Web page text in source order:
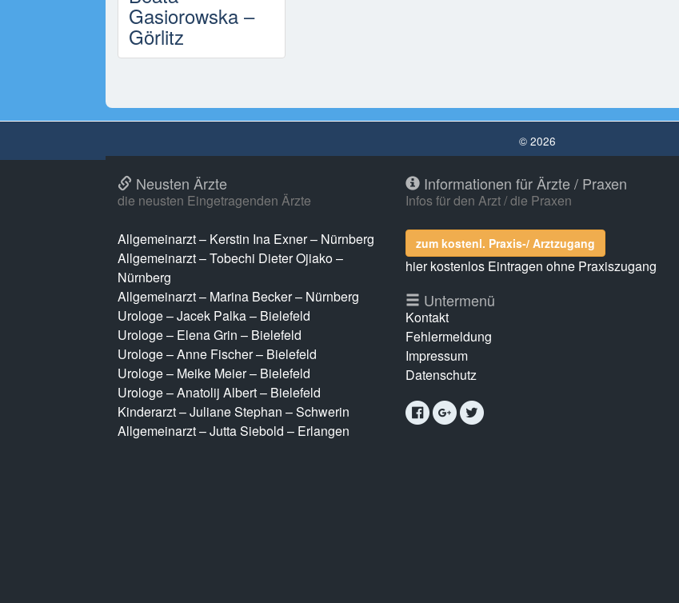
Gasiorowska –
Görlitz
© 2026
Neusten Ärzte
die neusten Eingetragenden Ärzte
Allgemeinarzt – Kerstin Ina Exner – Nürnberg
Allgemeinarzt – Tobechi Dieter Ojiako –
Nürnberg
Allgemeinarzt – Marina Becker – Nürnberg
Urologe – Jacek Palka – Bielefeld
Urologe – Elena Grin – Bielefeld
Urologe – Anne Fischer – Bielefeld
Urologe – Meike Meier – Bielefeld
Urologe – Anatolij Albert – Bielefeld
Kinderarzt – Juliane Stephan – Schwerin
Allgemeinarzt – Jutta Siebold – Erlangen
Informationen für Ärzte / Praxen
Infos für den Arzt / die Praxen
zum kostenl. Praxis-/ Arztzugang
hier kostenlos Eintragen ohne Praxiszugang
Untermenü
Kontakt
Fehlermeldung
Impressum
Datenschutz